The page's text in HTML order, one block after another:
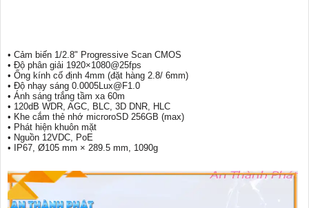
• Cảm biến 1/2.8" Progressive Scan CMOS
• Độ phân giải 1920×1080@25fps
• Ống kính cố định 4mm (đặt hàng 2.8/ 6mm)
• Độ nhạy sáng 0.0005Lux@F1.0
• Ánh sáng trắng tầm xa 60m
• 120dB WDR, AGC, BLC, 3D DNR, HLC
• Khe cắm thẻ nhớ microroSD 256GB (max)
• Phát hiện khuôn mặt
• Nguồn 12VDC, PoE
• IP67, Ø105 mm × 289.5 mm, 1090g